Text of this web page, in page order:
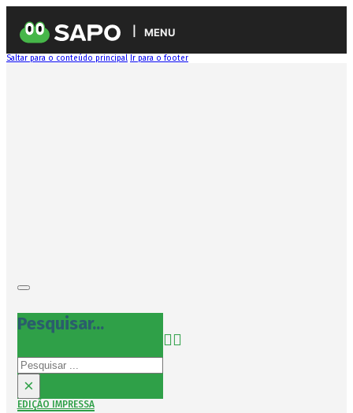
MENU
Saltar para o conteúdo principal Ir para o footer
Pesquisar...
Pesquisar
×
EDIÇÃO IMPRESSA